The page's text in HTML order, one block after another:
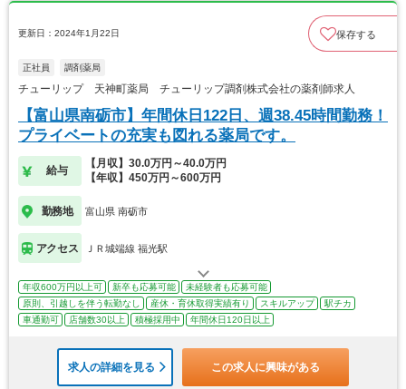
更新日：2024年1月22日 保存する
正社員 調剤薬局
チューリップ 天神町薬局 チューリップ調剤株式会社の薬剤師求人
【富山県南砺市】年間休日122日、週38.45時間勤務！
プライベートの充実も図れる薬局です。
給与
【月収】30.0万円～40.0万円
【年収】450万円～600万円
勤務地 富山県 南砺市
アクセス ＪＲ城端線 福光駅
年収600万円以上可 新卒も応募可能
未経験者も応募可能
原則、引越しを伴う転勤なし
産休・育休取得実績有り スキルアップ
駅チカ
車通勤可
店舗数30以上 積極採用中 年間休日120日以上
求人の詳細を見る この求人に興味がある